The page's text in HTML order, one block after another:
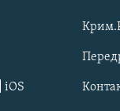
iOS